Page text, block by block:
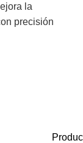
la
precisión